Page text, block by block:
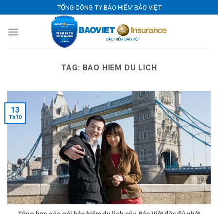
to
content
TỔNG CÔNG TY BẢO HIỂM BẢO VIỆT
TAG: BAO HIEM DU LICH
13
Th10